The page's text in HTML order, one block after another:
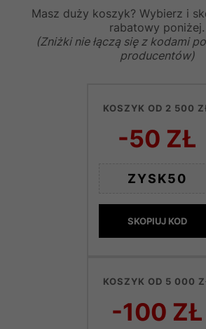
Masz duży koszyk? Wybierz i
rabatowy poniżej.
(Zniżki nie łączą się z kodami
producentów)
KOSZYK OD 2 500
-50 ZŁ
ZYSK50
SKOPIUJ KOD
KOSZYK OD 5 000
-100 ZŁ